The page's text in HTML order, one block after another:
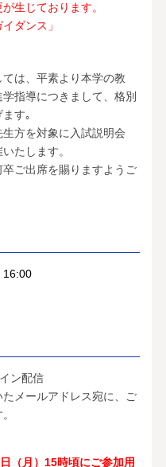
生じております。
ダンス」
は、平素より本学の教
指導につきまして、格別
す｡
方を対象に入試説明会
たします。
ご出席を賜りますようご
16:00
ン配信
メールアドレス宛に、ご
（月）15時頃にご参加用